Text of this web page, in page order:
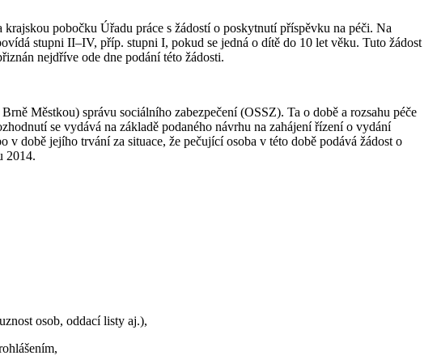
pobočku Úřadu práce s žádostí o poskytnutí příspěvku na péči. Na
stupni II–IV, příp. stupni I, pokud se jedná o dítě do 10 let věku. Tuto žádost
nejdříve ode dne podání této žádosti.
Městkou) správu sociálního zabezpečení (OSSZ). Ta o době a rozsahu péče
se vydává na základě podaného návrhu na zahájení řízení o vydání
době jejího trvání za situace, že pečující osoba v této době podává žádost o
2014.
osob, oddací listy aj.),